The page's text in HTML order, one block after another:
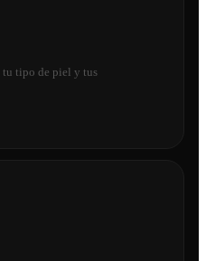
tu tipo de piel y tus